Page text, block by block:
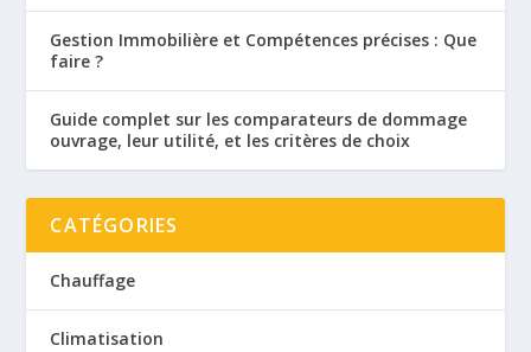
Gestion Immobilière et Compétences précises : Que
faire ?
Guide complet sur les comparateurs de dommage
ouvrage, leur utilité, et les critères de choix
CATÉGORIES
Chauffage
Climatisation